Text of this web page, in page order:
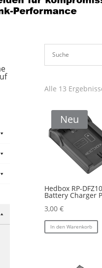
Alle 13
Neu
Hedbox RP-
Battery Charger
3,00€
In den Warenkorb